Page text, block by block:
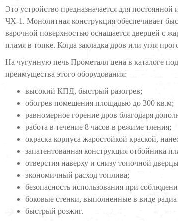
Это устройство предназначается для
ЧХ-1. Монолитная конструкция обеспечивает
варочной поверхностью оснащается дверцей с
пламя в топке. Когда закладка дров или угля
На чугунную печь Прометалл цена в каталоге
преимущества этого оборудования:
высокий КПД, быстрый разогрев;
обогрев помещения площадью до 300 кв.м;
равномерное горение дров благодаря
работа в течение 8 часов в режиме тления;
окраска корпуса жаростойкой краской,
запатентованная конструкция отбойника
отверстия наверху и снизу топочной
экономичный расход топлива;
безопасность использования при
боковые стенки, выполненные в виде
быстрый розжиг.